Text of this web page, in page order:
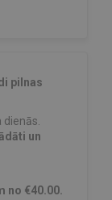
pilnas
un
no €40.00.